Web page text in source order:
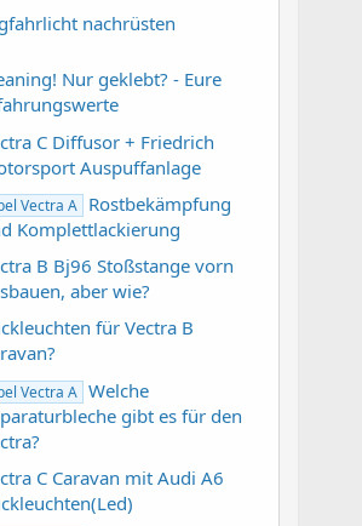
nachrüsten
Nur geklebt? - Eure
C Diffusor + Friedrich
Auspuffanlage
Vectra A Rostbekämpfung
Komplettlackierung
B Bj96 Stoßstange vorn
aber wie?
für Vectra B
Vectra A Welche
gibt es für den
C Caravan mit Audi A6